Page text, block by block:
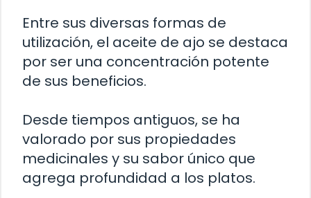
Entre sus diversas formas de
utilización, el aceite de ajo se destaca
por ser una concentración potente
de sus beneficios.
Desde tiempos antiguos, se ha
valorado por sus propiedades
medicinales y su sabor único que
agrega profundidad a los platos.